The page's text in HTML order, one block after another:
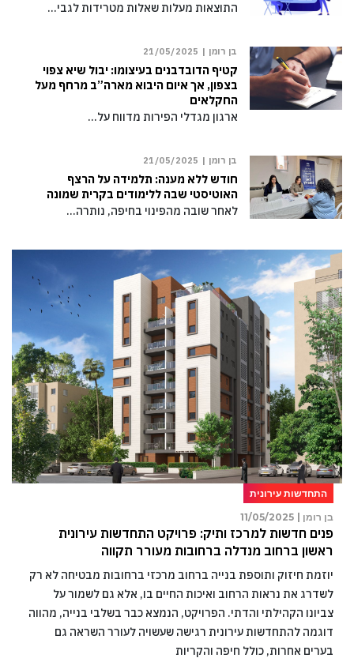
התוצאות מעלות שאלות מטרידות לגבי…
בן רומן | 21/05/2025
קטיף הדובדבנים בעיצומו: יבול שיא צפוי
בצפון, אך איום היבוא מארה”ב מרחף מעל
החקלאים
ארגון מגדלי הפירות מדווח על…
בן רומן | 21/05/2025
חודש ללא מענה: תלמידה על הרצף
האוטיסטי שבה ללימודים בקרית שמונה
לאחר שובה מהפינוי בחיפה, נותרה…
התחדשות עירונית
בן רומן |
11/05/2025
פנים חדשות למרכז ותיק: פרויקט התחדשות עירונית
ראשון ברחוב מנדלה ברחובות מעורר תקווה
יוזמת חיזוק ותוספת בנייה ברחוב מרכזי ברחובות מבטיחה לא רק
לשדרג את נראות הרחוב ואיכות החיים בו, אלא גם לשמור על
צביונו הקהילתי והדתי. הפרויקט, הנמצא כבר בשלבי בנייה, מהווה
דוגמה להתחדשות עירונית רגישה שעשויה לעורר השראה גם
בערים אחרות, כולל חיפה והקריות